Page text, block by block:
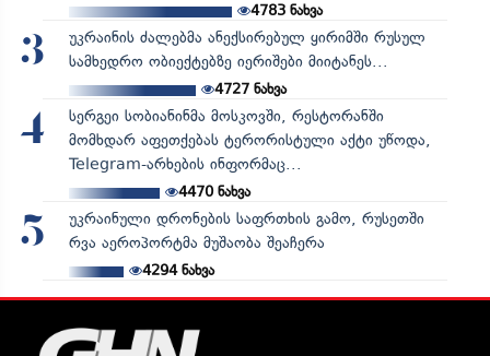
4783ნახვა
3
უკრაინის ძალებმა ანექსირებულ ყირიმში რუსულ
სამხედრო ობიექტებზე იერიშები მიიტანეს...
4727ნახვა
4
სერგეი სობიანინმა მოსკოვში, რესტორანში
მომხდარ აფეთქებას ტერორისტული აქტი უწოდა,
Telegram-არხების ინფორმაც...
4470ნახვა
5
უკრაინული დრონების საფრთხის გამო, რუსეთში
რვა აეროპორტმა მუშაობა შეაჩერა
4294ნახვა